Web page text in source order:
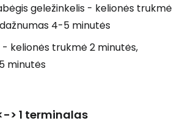
geležinkelis - kelionės trukmė
dažnumas 4-5 minutės
- kelionės trukmė 2 minutės,
minutės
> 1 terminalas